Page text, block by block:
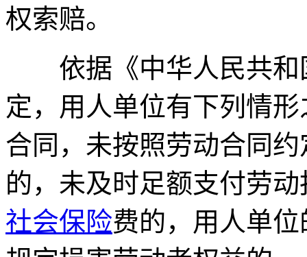
权索赔。
依据《中华人民共和
定，用人单位有下列情
合同，未按照劳动合同
的，未及时足额支付劳
社会保险费的，用人单